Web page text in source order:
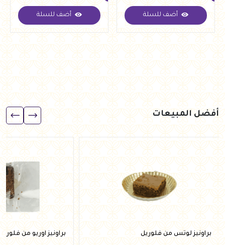
جنيه
أضف للسلة
جنيه
أضف للسلة
أفضل المبيعات
براونيز لوتس من فلوريل براونيز اوريو من